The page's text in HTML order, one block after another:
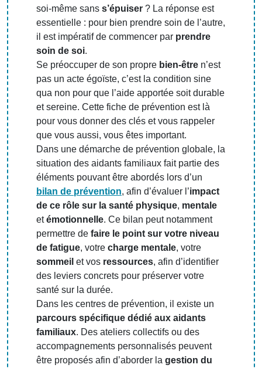
soi-même sans s’épuiser ? La réponse est
essentielle : pour bien prendre soin de l’autre,
il est impératif de commencer par prendre
soin de soi.
Se préoccuper de son propre bien-être n’est
pas un acte égoïste, c’est la condition sine
qua non pour que l’aide apportée soit durable
et sereine. Cette fiche de prévention est là
pour vous donner des clés et vous rappeler
que vous aussi, vous êtes important.
Dans une démarche de prévention globale, la
situation des aidants familiaux fait partie des
éléments pouvant être abordés lors d’un
bilan de prévention, afin d’évaluer l’impact
de ce rôle sur la santé physique, mentale
etémotionnelle. Ce bilan peut notamment
permettre de faire le point sur votre niveau
de fatigue, votre charge mentale, votre
sommeil et vos ressources, afin d’identifier
des leviers concrets pour préserver votre
santé sur la durée.
Dans les centres de prévention, il existe un
parcours spécifique dédié aux aidants
familiaux. Des ateliers collectifs ou des
accompagnements personnalisés peuvent
être proposés afin d’aborder la gestion du